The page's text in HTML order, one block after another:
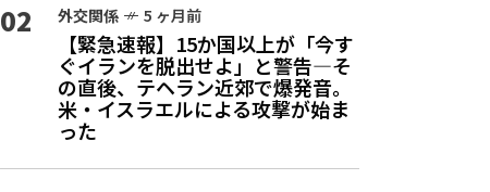
02 外交関係 5 ヶ月前
【緊急速報】15か国以上が「今す
ぐイランを脱出せよ」と警告—そ
の直後、テヘラン近郊で爆発音。
米・イスラエルによる攻撃が始ま
った